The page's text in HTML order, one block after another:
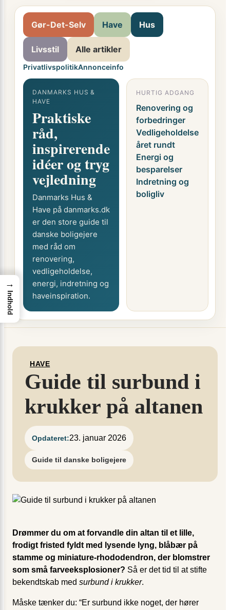
Gør-Det-Selv Have Hus
Livsstil Alle artikler
PrivatlivspolitikAnnonceinfo
DANMARKS HUS &
HAVE
Praktiske
råd,
inspirerende
idéer og tryg
vejledning
Danmarks Hus &
Have på danmarks.dk
er den store guide til
danske boligejere
med råd om
renovering,
vedligeholdelse,
energi, indretning og
haveinspiration.
HURTIG ADGANG
Renovering og
forbedringer
Vedligeholdelse
året rundt
Energi og
besparelser
Indretning og
boligliv
HAVE
Guide til surbund i
krukker på altanen
Opdateret:23. januar 2026
Guide til danske boligejere
Drømmer du om at forvandle din altan til et lille,
frodigt fristed fyldt med lysende lyng, blåbær på
stamme og miniature-rhododendron, der blomstrer
som små farveeksplosioner? Så er det tid til at stifte
bekendtskab med surbund i krukker.
Måske tænker du: “Er surbund ikke noget, der hører
→
Indhold